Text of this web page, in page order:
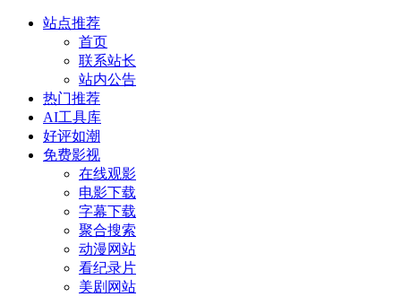
站点推荐
首页
联系站长
站内公告
热门推荐
AI工具库
好评如潮
免费影视
在线观影
电影下载
字幕下载
聚合搜索
动漫网站
看纪录片
美剧网站